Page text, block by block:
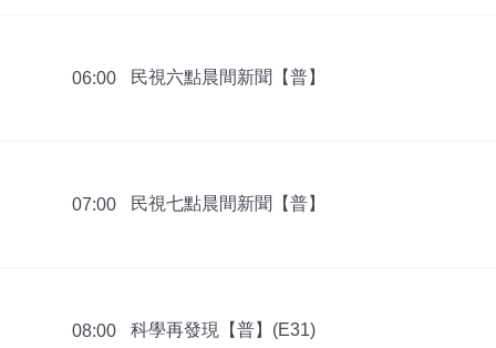
06:00 民視六點晨間新聞【普】
07:00 民視七點晨間新聞【普】
08:00 科學再發現【普】(E31)